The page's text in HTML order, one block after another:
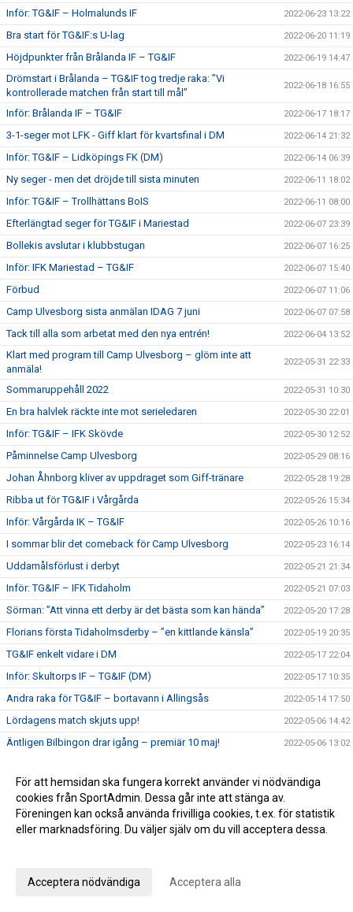
Inför: TG&IF – Holmalunds IF 2022-06-23 13:22
Bra start för TG&IF:s U-lag 2022-06-20 11:19
Höjdpunkter från Brålanda IF – TG&IF 2022-06-19 14:47
Drömstart i Brålanda – TG&IF tog tredje raka: ”Vi
kontrollerade matchen från start till mål”
2022-06-18 16:55
Inför: Brålanda IF – TG&IF 2022-06-17 18:17
3-1-seger mot LFK - Giff klart för kvartsfinal i DM 2022-06-14 21:32
Inför: TG&IF – Lidköpings FK (DM) 2022-06-14 06:39
Ny seger - men det dröjde till sista minuten 2022-06-11 18:02
Inför: TG&IF – Trollhättans BoIS 2022-06-11 08:00
Efterlängtad seger för TG&IF i Mariestad 2022-06-07 23:39
Bollekis avslutar i klubbstugan 2022-06-07 16:25
Inför: IFK Mariestad – TG&IF 2022-06-07 15:40
Förbud 2022-06-07 11:06
Camp Ulvesborg sista anmälan IDAG 7 juni 2022-06-07 07:58
Tack till alla som arbetat med den nya entrén! 2022-06-04 13:52
Klart med program till Camp Ulvesborg – glöm inte att
anmäla!
2022-05-31 22:33
Sommaruppehåll 2022 2022-05-31 10:30
En bra halvlek räckte inte mot serieledaren 2022-05-30 22:01
Inför: TG&IF – IFK Skövde 2022-05-30 12:52
Påminnelse Camp Ulvesborg 2022-05-29 08:16
Johan Åhnborg kliver av uppdraget som Giff-tränare 2022-05-28 19:28
Ribba ut för TG&IF i Vårgårda 2022-05-26 15:34
Inför: Vårgårda IK – TG&IF 2022-05-26 10:16
I sommar blir det comeback för Camp Ulvesborg 2022-05-23 16:14
Uddamålsförlust i derbyt 2022-05-21 21:34
Inför: TG&IF – IFK Tidaholm 2022-05-21 07:03
Sörman: ”Att vinna ett derby är det bästa som kan hända” 2022-05-20 17:28
Florians första Tidaholmsderby – ”en kittlande känsla” 2022-05-19 20:35
TG&IF enkelt vidare i DM 2022-05-17 22:04
Inför: Skultorps IF – TG&IF (DM) 2022-05-17 10:35
Andra raka för TG&IF – bortavann i Allingsås 2022-05-14 17:50
Lördagens match skjuts upp! 2022-05-06 14:42
Äntligen Bilbingon drar igång – premiär 10 maj! 2022-05-06 13:02
Glädje och jubel - stort bildspel från Giffcupens avgörande 2022-05-01 21:34
Full fart även andra helgen av Giffcupen - se bilderna här! 2022-04-30 15:23
Första matchen på Ulvesborg – årets första trepoängare 2022-04-29 21:44
Ulvesborg
För att hemsidan ska fungera korrekt använder vi nödvändiga
cookies från SportAdmin. Dessa går inte att stänga av.
Föreningen kan också använda frivilliga cookies, t.ex. för statistik
eller marknadsföring. Du väljer själv om du vill acceptera dessa.
Acceptera nödvändiga Acceptera alla